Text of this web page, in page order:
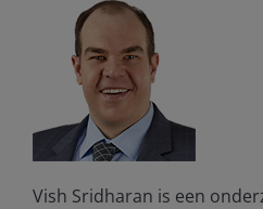
Vish Sridharan is een